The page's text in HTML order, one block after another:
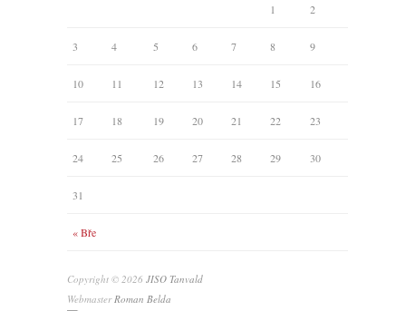
« Bře
1 2
3 4 5 6 7 8 9
10 11 12 13 14 15 16
17 18 19 20 21 22 23
24 25 26 27 28 29 30
31
Copyright © 2026 JISO Tanvald
Webmaster Roman Belda